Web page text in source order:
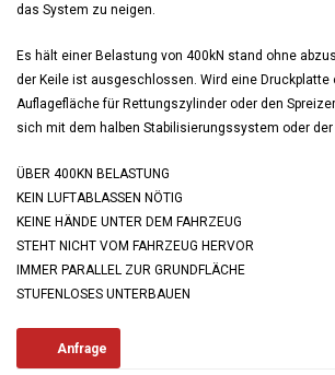
das System zu neigen.
Es hält einer Belastung von 400kN stand ohne
der Keile ist ausgeschlossen. Wird eine Druckplatte
Auflagefläche für Rettungszylinder oder den
sich mit dem halben Stabilisierungssystem oder
ÜBER 400KN BELASTUNG
KEIN LUFTABLASSEN NÖTIG
KEINE HÄNDE UNTER DEM FAHRZEUG
STEHT NICHT VOM FAHRZEUG HERVOR
IMMER PARALLEL ZUR GRUNDFLÄCHE
STUFENLOSES UNTERBAUEN
Anfrage